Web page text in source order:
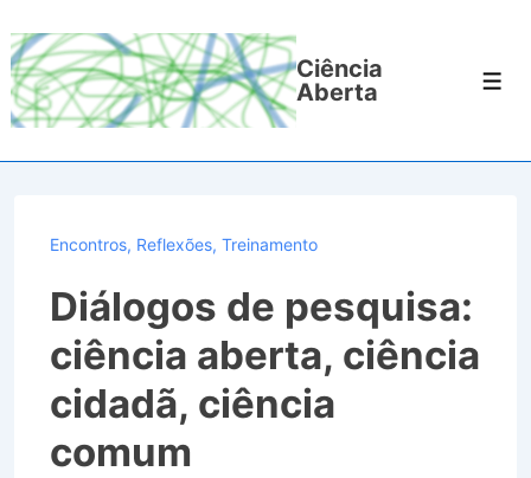
para
Ciência
Aberta
Encontros, Reflexões, Treinamento
Diálogos de pesquisa:
ciência aberta, ciência
cidadã, ciência
comum